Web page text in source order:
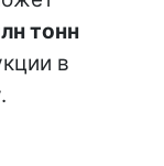
тонн
в